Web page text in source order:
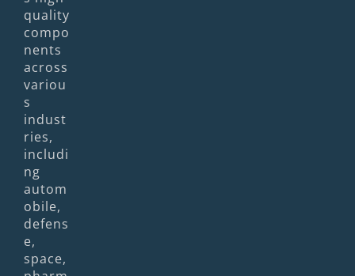
quality
compo
nents
across
variou
s
indust
ries,
includi
ng
autom
obile,
defens
e,
space,